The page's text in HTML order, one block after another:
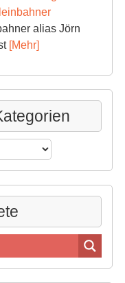
alias Jörn
[Mehr]